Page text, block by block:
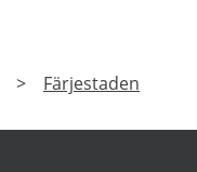
> Färjestaden